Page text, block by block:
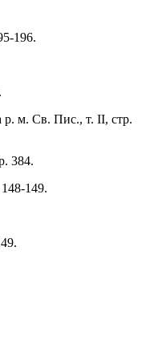
196.
м. Св. Пис., т. II, стр.
384.
149.